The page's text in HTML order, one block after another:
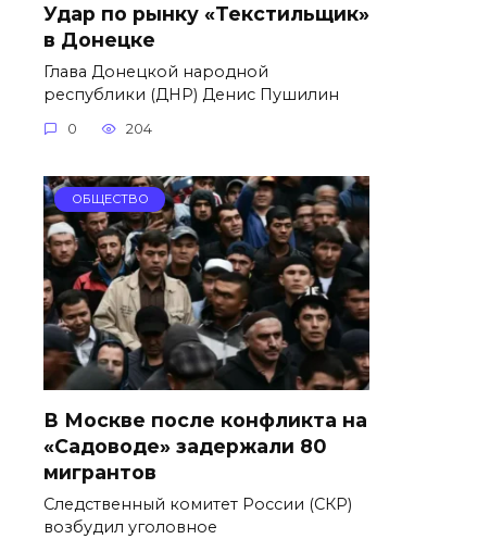
Удар по рынку «Текстильщик»
в Донецке
Глава Донецкой народной
республики (ДНР) Денис Пушилин
0 204
ОБЩЕСТВО
В Москве после конфликта на
«Садоводе» задержали 80
мигрантов
Следственный комитет России (СКР)
возбудил уголовное